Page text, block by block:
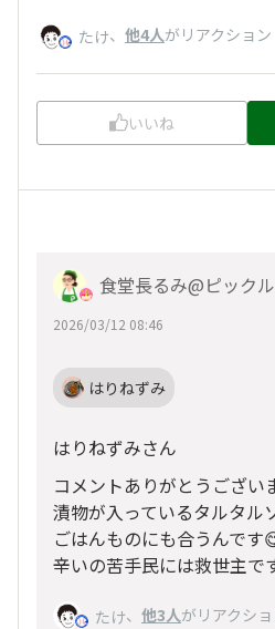
たけ、 他4人がリアクション
いいね
食堂長るみ@ピック
2026/03/12 08:46
はりねずみ
はりねずみさん
コメントありがとうござい
漬物が入っているタルタル
ごはんものにも合うんです
辛いの苦手民には救世主で
たけ、 他3人がリアクシ